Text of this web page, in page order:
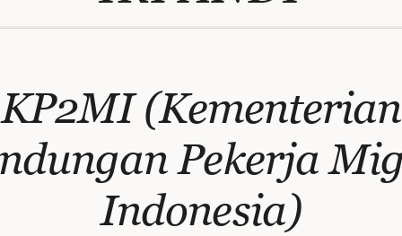
KP2MI (Kementerian
Pekerja
Indonesia)